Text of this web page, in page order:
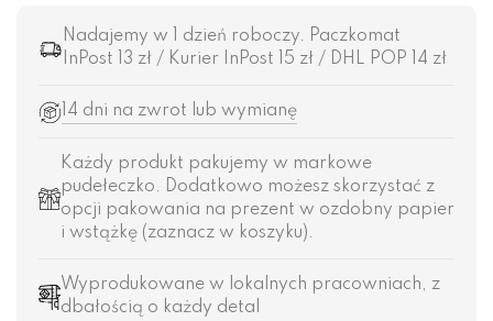
Nadajemy w 1 dzień roboczy. Paczkomat
InPost 13 zł / Kurier InPost 15 zł / DHL POP 14 zł
14 dni na zwrot lub wymianę
Każdy produkt pakujemy w markowe
pudełeczko. Dodatkowo możesz skorzystać z
opcji pakowania na prezent w ozdobny papier
i wstążkę (zaznacz w koszyku).
Wyprodukowane w lokalnych pracowniach, z
dbałością o każdy detal